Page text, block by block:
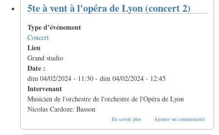
basson
5te à vent à l'opéra de Lyon (concert 2)
Type d’événement
Concert
Lieu
Grand studio
Date :
dim 04/02/2024 - 11:30 - dim 04/02/2024 - 12:45
Intervenant
Musicien de l'orchestre de l'orchestre de l'Opéra de Lyon
Nicolas Cardoze: Basson
En savoir plussur
Ajouter un commentaire